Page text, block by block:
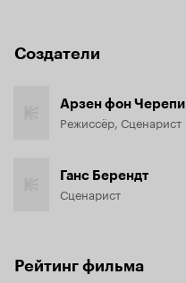
Создатели
Арзен фон Черепи
Режиссёр, Сценарист
Ганс Берендт
Сценарист
Рейтинг фильма